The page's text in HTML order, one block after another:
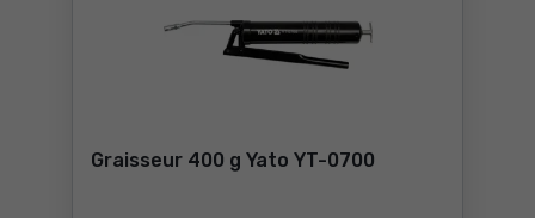
Graisseur 400 g Yato YT-0700